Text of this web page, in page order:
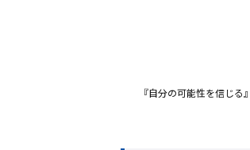
『自分の可能性を信じ